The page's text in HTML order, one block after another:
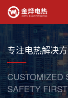
专注电热解决
CUSTOMIZED
SAFETY FIRST